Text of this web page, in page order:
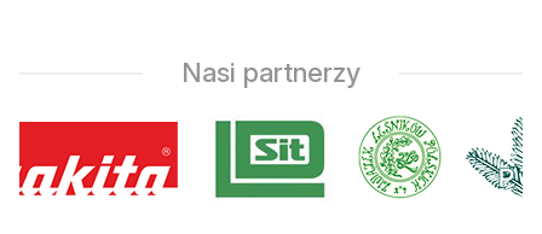
Nasi partnerzy